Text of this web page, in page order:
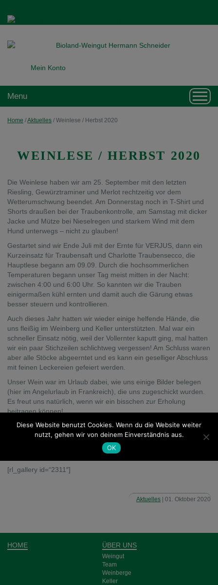
Mein Konto
Menu
Home /Aktuelles / Weinlese / Herbst 2020
WEINLESE / HERBST 2020
Die Weinlese haben wir am 25. September mit den letzten
Riesling, Gewürztraminer und Merlot rechtzeitig vor dem
Wetterumschwung beendet. Am Donnerstag noch in T-Shirt und
Shorts draußen bei der Traubenkontrolle, am Samstag mit dicker
Jacke und Mütze bei Nieselregen und starkem Wind mit dem
Hund unterwegs – nicht zu glauben!
Gestartet sind wir Ende Juli mit der Ernte für VERJUS, dann ein
Kurzeinsatz für Traubensaft und Charlotte Traubensecco, die
Hauptlese begann am 09.09. Durch die hochsommerlichen
Temperaturen begann unser Tag meist mitten in der Nacht:
zwischen 4:00 und 6:00 Uhr. So kannten wir die Trauben
einigermaßen kühl ernten und damit auch die Gärung etwas
besser steuern und kontrollieren.
Auch dieses Jahr hatten wir wieder einige helfende Hände, die
uns fleißig im Weinberg und Keller unterstützten. Mal war ein
schneller Einsatz nötig, weil der Vollernter kaputt ging, mal hatten
wir ein paar Stichzeilen schlichtweg vergessen! Am Schluss waren
aber alle Stöcke abgeerntet und es kann ein geselliger Abschluss
mit feinen Leckereien gefeiert werden.
Unser Wein war im Urlaub dabei, wie uns einige Bilder belegen
(hier im Angelurlaub in Frankreich), die uns zugeschickt wurden.
Es freut uns natürlich, wenn wir ein bisschen zur Erholung
beitragen können!
Leider sind zur Zeit einige Weine ausgetrunken: Nr. 300 Bacchus,
Nr. 320 Riesling halbtrocken, Nr. 330 Rivaner trocken, Nr. 430
Grauer Burgunder trocken. jedoch sollten die Weine bis zu
unseren Winterfahrten wieder lieferbar sein!
[rl_gallery id=“2311″]
Aktuelles | 01. Oktober 2020
HOME ÜBER UNS
Weingut
Team
Weinberge
Keller
Diese Website benutzt Cookies. Wenn du die Website weiter
nutzt, gehen wir von deinem Einverständnis aus.
OK